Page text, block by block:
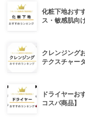
化粧下地おす
ス・敏感肌向
クレンジング
テクスチャー
ドライヤーお
コスパ商品】